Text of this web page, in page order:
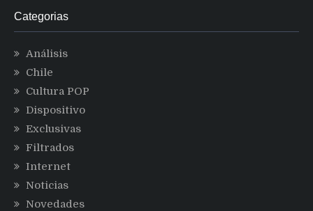
Categorias
Análisis
Chile
Cultura POP
Dispositivo
Exclusivas
Filtrados
Internet
Noticias
Novedades